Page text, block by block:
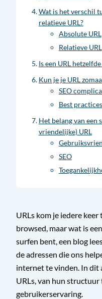
Wat is het verschil
relatieve URL?
Absolute URL
Relatieve URL
Is een URL
Kun je je URL
SEO
Best
Het belang van een
vriendelijke) URL
SEO
URLs kom je iedere
browsed, maar wat is
surfen bent, een blog
de adressen die ons
internet te vinden. In dit
URLs, van hun
gebruikerservaring.